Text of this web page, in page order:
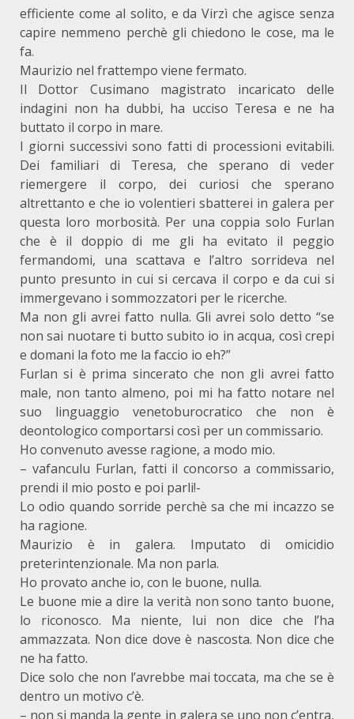
efficiente come al solito, e da Virzì che agisce senza
capire nemmeno perchè gli chiedono le cose, ma le
fa.
Maurizio nel frattempo viene fermato.
Il Dottor Cusimano magistrato incaricato delle
indagini non ha dubbi, ha ucciso Teresa e ne ha
buttato il corpo in mare.
I giorni successivi sono fatti di processioni evitabili.
Dei familiari di Teresa, che sperano di veder
riemergere il corpo, dei curiosi che sperano
altrettanto e che io volentieri sbatterei in galera per
questa loro morbosità. Per una coppia solo Furlan
che è il doppio di me gli ha evitato il peggio
fermandomi, una scattava e l’altro sorrideva nel
punto presunto in cui si cercava il corpo e da cui si
immergevano i sommozzatori per le ricerche.
Ma non gli avrei fatto nulla. Gli avrei solo detto “se
non sai nuotare ti butto subito io in acqua, così crepi
e domani la foto me la faccio io eh?”
Furlan si è prima sincerato che non gli avrei fatto
male, non tanto almeno, poi mi ha fatto notare nel
suo linguaggio venetoburocratico che non è
deontologico comportarsi così per un commissario.
Ho convenuto avesse ragione, a modo mio.
– vafanculu Furlan, fatti il concorso a commissario,
prendi il mio posto e poi parli!-
Lo odio quando sorride perchè sa che mi incazzo se
ha ragione.
Maurizio è in galera. Imputato di omicidio
preterintenzionale. Ma non parla.
Ho provato anche io, con le buone, nulla.
Le buone mie a dire la verità non sono tanto buone,
lo riconosco. Ma niente, lui non dice che l’ha
ammazzata. Non dice dove è nascosta. Non dice che
ne ha fatto.
Dice solo che non l’avrebbe mai toccata, ma che se è
dentro un motivo c’è.
– non si manda la gente in galera se uno non c’entra,